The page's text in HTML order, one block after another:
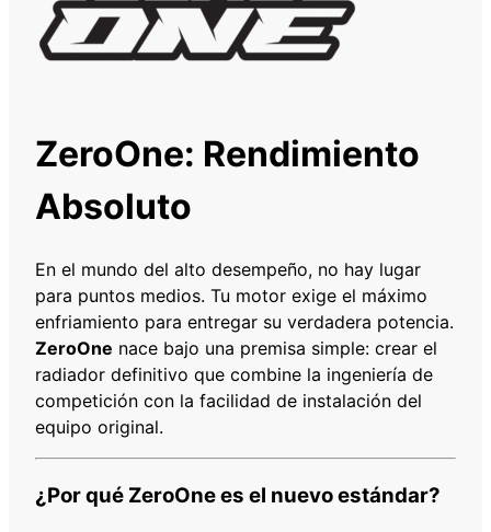
A
D
I
S
N
T
I
I
D
A
0
1
ZeroOne: Rendimiento
Absoluto
En el mundo del alto desempeño, no hay lugar
para puntos medios. Tu motor exige el máximo
enfriamiento para entregar su verdadera potencia.
ZeroOne nace bajo una premisa simple: crear el
radiador definitivo que combine la ingeniería de
competición con la facilidad de instalación del
equipo original.
¿Por qué ZeroOne es el nuevo estándar?